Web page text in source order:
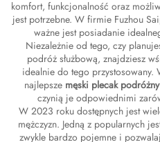
komfort, funkcjonalność oraz
jest potrzebne. W firmie Fuzhou
ważne jest posiadanie
Niezależnie od tego, czy
podróż służbową, znajdziesz
idealnie do tego przystosowany.
najlepsze męski plecak podróżny
czynią je odpowiednimi
W 2023 roku dostępnych jest
mężczyzn. Jedną z popularnych
zwykle bardzo pojemne i